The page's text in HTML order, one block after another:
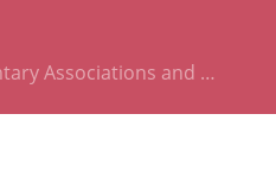
Associations and …